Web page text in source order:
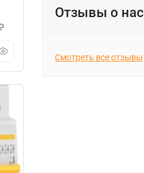
Отзывы о нас
Смотреть все отзывы